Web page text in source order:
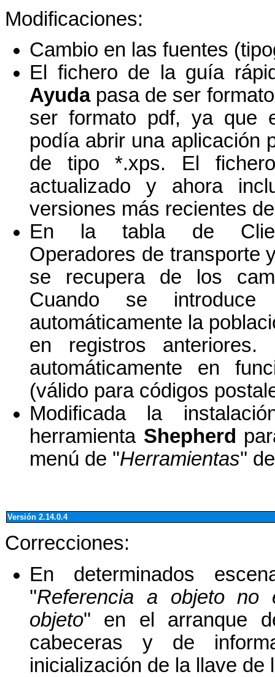
Modificaciones:
Cambio en las fuentes
El fichero de la guía
Ayudapasa de ser
ser formato pdf, ya que
podía abrir una aplicación
de tipo *.xps. El
actualizado y ahora
versiones más recientes
En la tabla de
Operadores de transporte
se recupera de los
Cuando se
automáticamente la
en registros
automáticamente en
(válido para códigos
Modificada la
herramienta Shepherd
menú de ''Herramientas''
Versión 2.14.0.4
Correcciones:
En determinados
''Referencia a objeto no
objeto'' en el arranque
cabeceras y de
inicialización de la llave de